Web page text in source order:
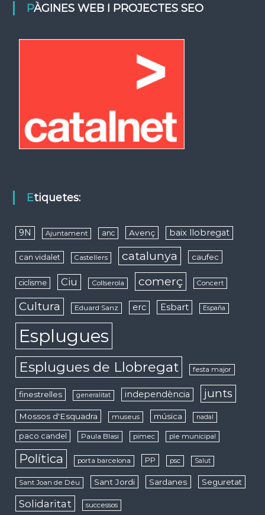
PÀGINES WEB I PROJECTES SEO
Etiquetes:
9N Ajuntament anc Avenç baix llobregat
can vidalet Castellers catalunya caufec
ciclisme Ciu Collserola comerç Concert
Cultura Eduard Sanz erc Esbart España
Esplugues
Esplugues de Llobregat festa major
finestrelles generalitat independència junts
Mossos d'Esquadra museus música nadal
paco candel Paula Blasi pimec ple municipal
Política porta barcelona PP psc Salut
Sant Joan de Déu Sant Jordi Sardanes Seguretat
Solidaritat successos